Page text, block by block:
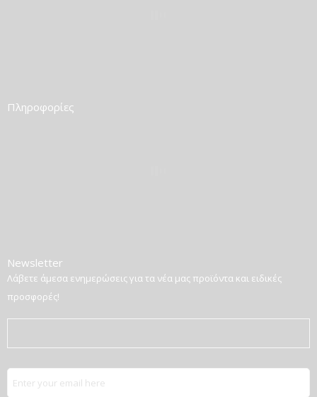
Πληροφορίες
Newsletter
Λάβετε άμεσα ενημερώσεις για τα νέα μας προϊόντα και ειδικές
προσφορές!